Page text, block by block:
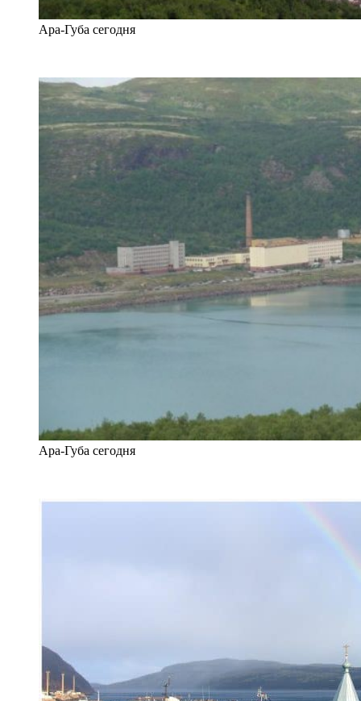
Ара-Губа сегодня
Ара-Губа сегодня